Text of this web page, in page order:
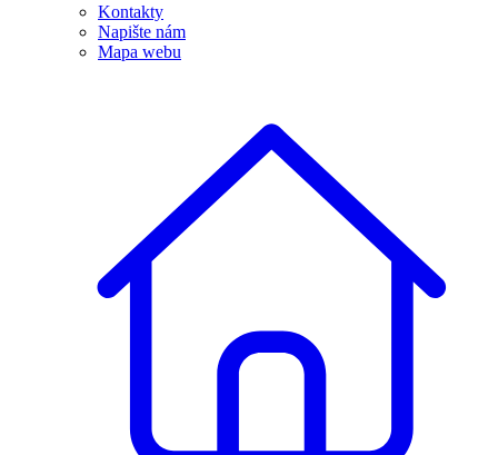
Kontakty
Napište nám
Mapa webu